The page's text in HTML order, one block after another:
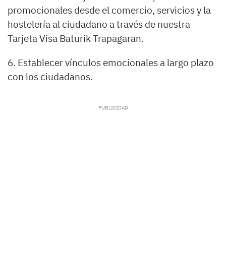
promocionales desde el comercio, servicios y la
hostelería al ciudadano a través de nuestra
Tarjeta Visa Baturik Trapagaran.
6. Establecer vínculos emocionales a largo plazo
con los ciudadanos.